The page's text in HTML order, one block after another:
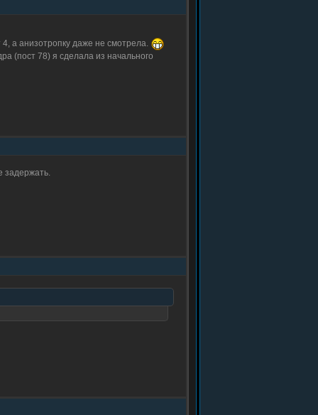
а анизотропку даже не смотрела.
(пост 78) я сделала из начального
задержать.